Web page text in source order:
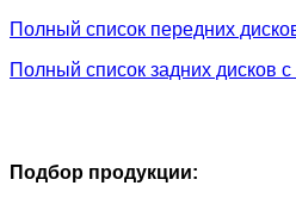
Полный список передних
Полный список задних дисков
Подбор продукции: